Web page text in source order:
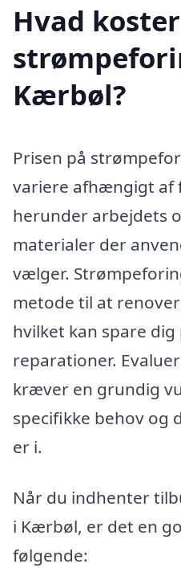
Hvad koster
Kærbøl?
Prisen på
variere afhængigt af
herunder arbejdets
materialer der
vælger.
metode til at
hvilket kan spare
reparationer.
kræver en grundig
specifikke behov og
er i.
Når du indhenter
i Kærbøl, er det en
følgende: